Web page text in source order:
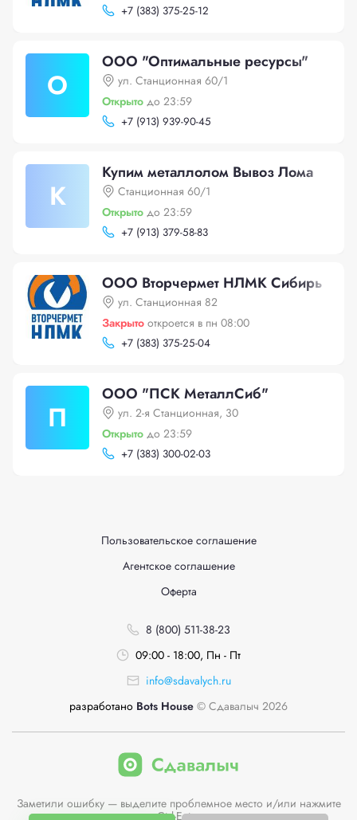
+7 (383) 375-25-12
О
ООО "Оптимальные ресурсы"
ул. Станционная 60/1
Открыто до 23:59
+7 (913) 939-90-45
К
Купим металлолом Вывоз Лома
Станционная 60/1
Открыто до 23:59
+7 (913) 379-58-83
ООО Вторчермет НЛМК Сибирь
ул. Станционная 82
Закрыто откроется в пн 08:00
+7 (383) 375-25-04
П
ООО "ПСК МеталлСиб"
ул. 2-я Станционная, 30
Открыто до 23:59
+7 (383) 300-02-03
Пользовательское соглашение
Агентское соглашение
Оферта
8 (800) 511-38-23
09:00 - 18:00, Пн - Пт
info@sdavalych.ru
разработано Bots House © Сдавалыч 2026
Заметили ошибку — выделите проблемное место и/или нажмите
Ctrl-Enter